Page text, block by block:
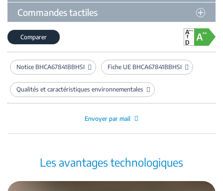
Commandes tactiles
Comparer
Notice BHCA67841BBHSI Fiche UE BHCA67841BBHSI
Qualités et caractéristiques environnementales
Envoyer par mail
Les avantages technologiques